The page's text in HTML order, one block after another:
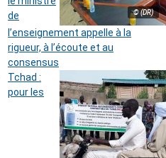
© (DR)
de
l’enseignement appelle à la
rigueur, à l’écoute et au
consensus
Tchad :
pour les